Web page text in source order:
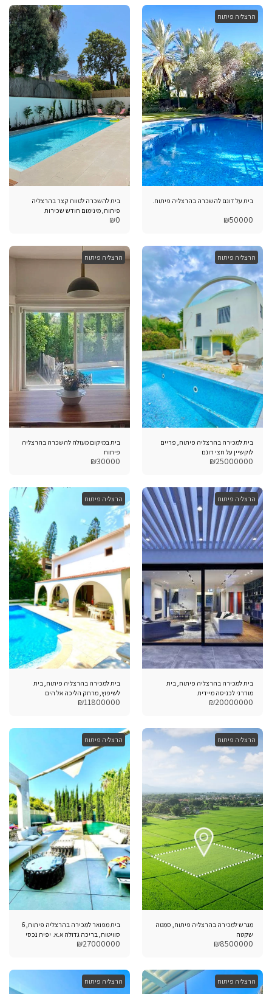
הרצליה פיתוח
בית על דונם להשכרה בהרצליה פיתוח.
₪50000
בית להשכרה לטווח קצר בהרצליה
פיתוח, מינימום חודש שכירות
₪0
הרצליה פיתוח
בית למכירה בהרצליה פיתוח, פריים
לוקשיין על חצי דונם
₪25000000
הרצליה פיתוח
בית במיקום מעולה להשכרה בהרצליה
פיתוח
₪30000
הרצליה פיתוח
בית למכירה בהרצליה פיתוח, בית
מודרני לכניסה מיידית
₪20000000
הרצליה פיתוח
בית למכירה בהרצליה פיתוח, בית
לשיפוץ, מרחק הליכה אל הים
₪11800000
הרצליה פיתוח
מגרש למכירה בהרצליה פיתוח, סמטה
שקטה
₪8500000
הרצליה פיתוח
בית מפואר למכירה בהרצליה פיתוח, 6
סוויטות, בריכה גדולה א.א. יפית נכסי
יוקרה
₪27000000
הרצליה פיתוח הרצליה פיתוח